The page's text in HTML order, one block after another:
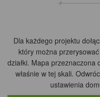
Dla każdego projektu
który można
działki. Mapa
właśnie w tej skali.
ustawienia